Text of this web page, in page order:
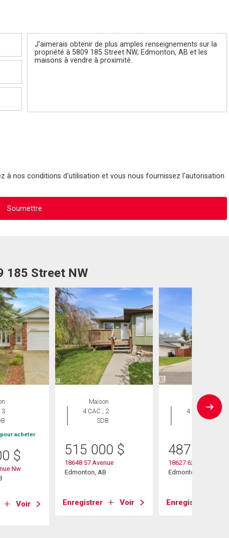
à nos conditions d'utilisation et vous nous fournissez l'autorisation
185 Street NW
3
acheter
$
Nw
Voir
Maison
4 CAC , 2
SDB
515 000 $
18648 57 Avenue
Edmonton, AB
Enregistrer Voir
Maison
4 CAC , 3
SDB
487 800
18627 62a Avenue Nw
Edmonton, AB
Enregistrer